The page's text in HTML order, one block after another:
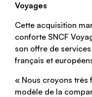
Voyages
Cette acquisition
conforte SNCF
son offre de
français et
« Nous croyons très
modèle de la